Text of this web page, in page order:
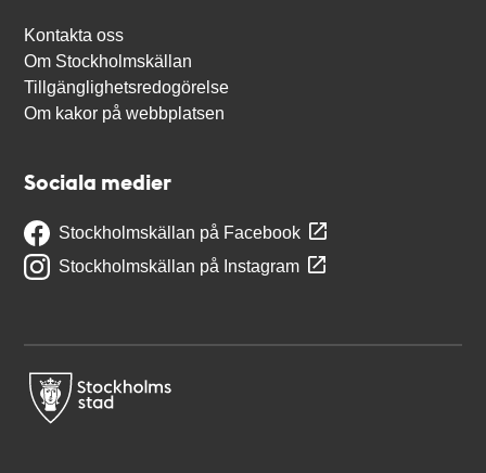
Kontakta oss
Om Stockholmskällan
Tillgänglighetsredogörelse
Om kakor på webbplatsen
Sociala medier
Stockholmskällan på Facebook
Stockholmskällan på Instagram